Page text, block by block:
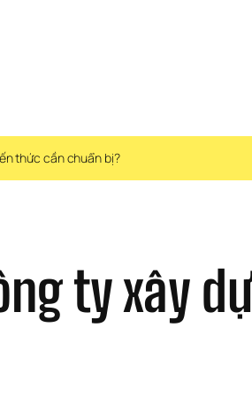
thức cần chuẩn bị?
ty xây